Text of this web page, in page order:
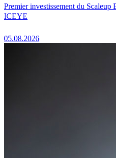
Premier investissement du Scaleup
ICEYE
05.08.2026